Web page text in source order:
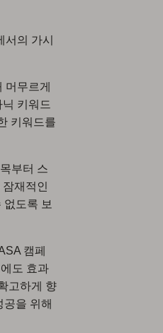
의 가시
머무르게
키워드
키워드를
부터 스
재적인
없도록 보
캠페
도 효과
고하게 향
공을 위해